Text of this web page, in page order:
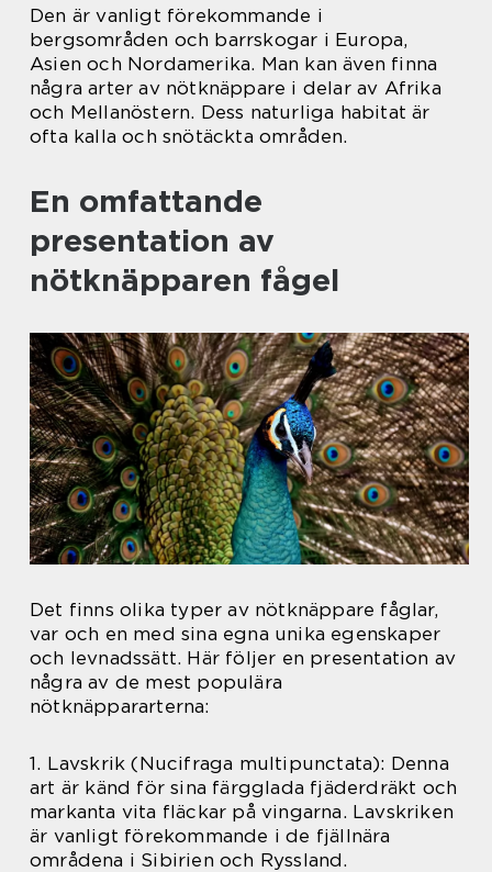
Den är vanligt förekommande i
bergsområden och barrskogar i Europa,
Asien och Nordamerika. Man kan även finna
några arter av nötknäppare i delar av Afrika
och Mellanöstern. Dess naturliga habitat är
ofta kalla och snötäckta områden.
En omfattande
presentation av
nötknäpparen fågel
Det finns olika typer av nötknäppare fåglar,
var och en med sina egna unika egenskaper
och levnadssätt. Här följer en presentation av
några av de mest populära
nötknäppararterna:
1. Lavskrik (Nucifraga multipunctata): Denna
art är känd för sina färgglada fjäderdräkt och
markanta vita fläckar på vingarna. Lavskriken
är vanligt förekommande i de fjällnära
områdena i Sibirien och Ryssland.